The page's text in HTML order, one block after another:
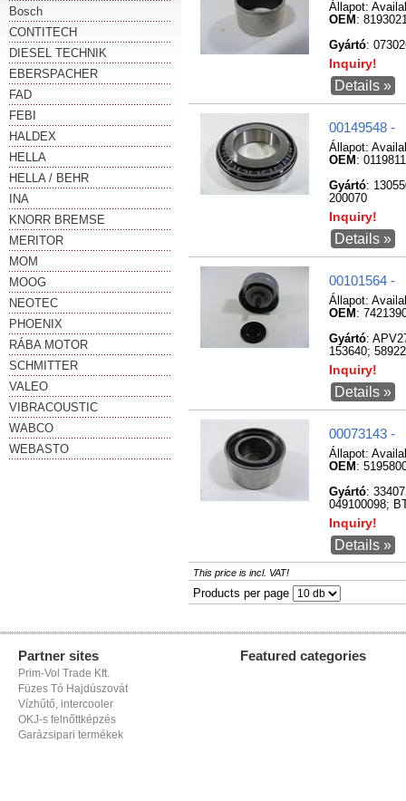
Bosch
CONTITECH
DIESEL TECHNIK
EBERSPACHER
FAD
FEBI
HALDEX
HELLA
HELLA / BEHR
INA
KNORR BREMSE
MERITOR
MOM
MOOG
NEOTEC
PHOENIX
RÁBA MOTOR
SCHMITTER
VALEO
VIBRACOUSTIC
WABCO
WEBASTO
Állapot:
OEM :
Gyártó:
Inquiry!
Details »
00149548 -
Állapot:
OEM :
Gyártó:
200070
Inquiry!
Details »
00101564 -
Állapot:
OEM :
Gyártó:
153640; 58922
Inquiry!
Details »
00073143 -
Állapot:
OEM :
Gyártó:
049100098;
Inquiry!
Details »
This price is incl. VAT!
Products per page
Partner sites
Prim-Vol Trade Kft.
Füzes Tó Hajdúszovát
Vízhűtő, intercooler
OKJ-s felnőttképzés
Garázsipari termékek
Featured categories